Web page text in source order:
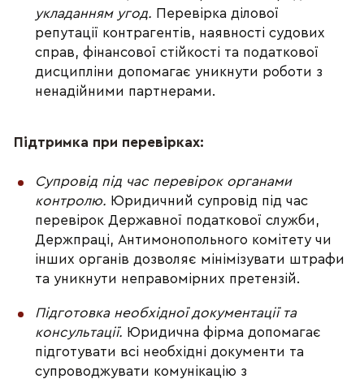
укладанням угод. Перевірка ділової
репутації контрагентів, наявності судових
справ, фінансової стійкості та податкової
дисципліни допомагає уникнути роботи з
ненадійними партнерами.
Підтримка при перевірках:
Супровід під час перевірок органами
контролю. Юридичний супровід під час
перевірок Державної податкової служби,
Держпраці, Антимонопольного комітету чи
інших органів дозволяє мінімізувати штрафи
та уникнути неправомірних претензій.
Підготовка необхідної документації та
консультації. Юридична фірма допомагає
підготувати всі необхідні документи та
супроводжувати комунікацію з